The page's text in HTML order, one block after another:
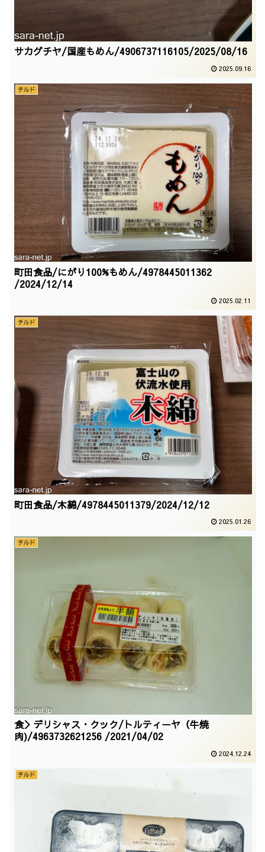
サカグチヤ/国産もめん/4906737116105/2025/08/16
2025.09.16
チルド
町田食品/にがり100%もめん/4978445011362
/2024/12/14
2025.02.11
チルド
町田食品/木綿/4978445011379/2024/12/12
2025.01.26
チルド
食＞デリシャス・クック/トルティーヤ（牛焼
肉)/4963732621256 /2021/04/02
2024.12.24
チルド